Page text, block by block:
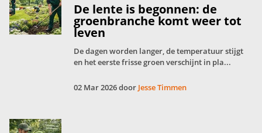
De lente is begonnen: de
groenbranche komt weer tot
leven
De dagen worden langer, de temperatuur stijgt
en het eerste frisse groen verschijnt in pla...
02 Mar 2026 door Jesse Timmen